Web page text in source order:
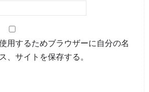
用するためブラウザーに自分の名
、サイトを保存する。